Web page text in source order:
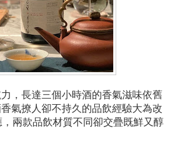
，長達三個小時酒的香氣滋味依舊
氣撩人卻不持久的品飲經驗大為改
兩款品飲材質不同卻交疊既鮮又醇